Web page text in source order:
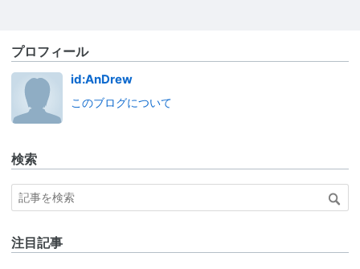
プロフィール
id:AnDrew
このブログについて
検索
注目記事